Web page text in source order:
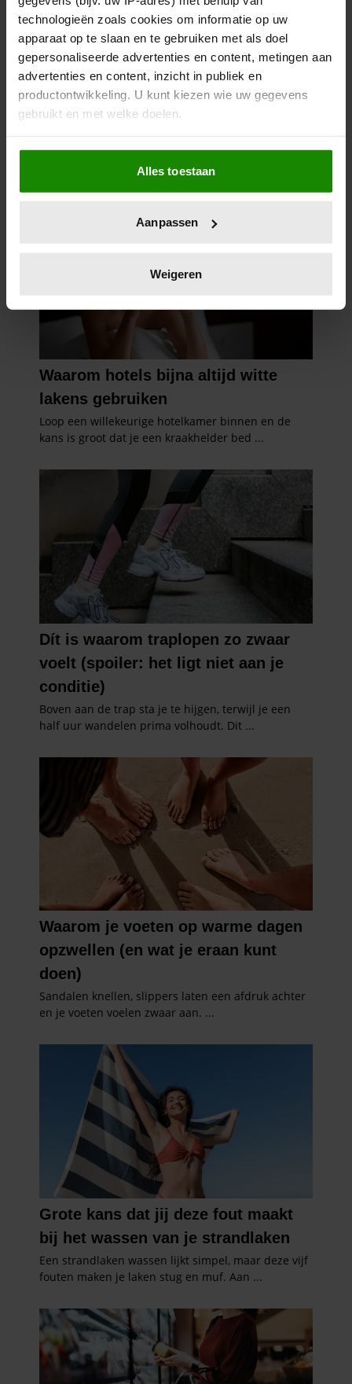
technologieën zoals cookies om informatie op uw
apparaat op te slaan en te gebruiken met als doel
gepersonaliseerde advertenties en content, metingen aan
advertenties en content, inzicht in publiek en
productontwikkeling. U kunt kiezen wie uw gegevens
gebruikt en met welke doelen.
Als u het toestaat, willen we ook graag:
Informatie verzamelen over uw geografische
locatie, die tot een paar meter nauwkeurig kan zijn
scannen op specifieke eigenschappen (fingerprinting)
verwerkt en stel uw voorkeuren in het
intrekken in de Cookieverklaring.
We gebruiken cookies om content en advertenties te
en om ons websiteverkeer te analyseren. Ook delen we
informatie over uw gebruik van onze site met onze
partners voor social media, adverteren en analyse. Deze
partners kunnen deze gegevens combineren met andere
verzameld op basis van uw gebruik van hun services. U
gaat akkoord met onze cookies als u onze website blijft
Alles toestaan
Aanpassen
Weigeren